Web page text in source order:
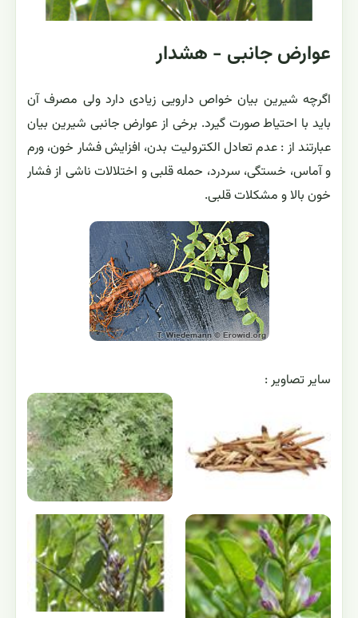
عوارض جانبی - هشدار
اگرچه شیرین بیان خواص دارویی زیادی دارد ولی مصرف آن
باید با احتیاط صورت گیرد. برخی از عوارض جانبی شیرین بیان
عبارتند از : عدم تعادل الکترولیت بدن، افزایش فشار خون، ورم
و آماس، خستگی، سردرد، حمله قلبی و اختلالات ناشی از فشار
خون بالا و مشکلات قلبی.
ساير تصاوير :